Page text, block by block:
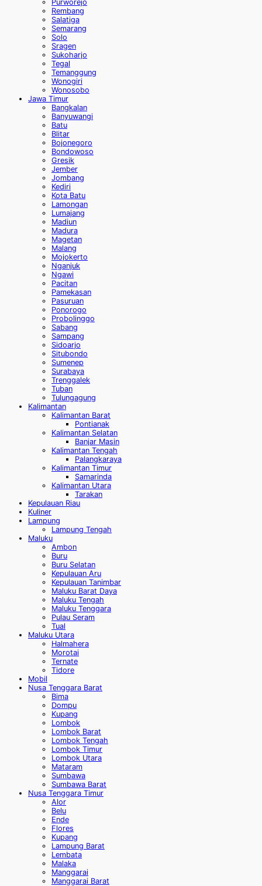
Purworejo
Rembang
Salatiga
Semarang
Solo
Sragen
Sukoharjo
Tegal
Temanggung
Wonogiri
Wonosobo
Jawa Timur
Bangkalan
Banyuwangi
Batu
Blitar
Bojonegoro
Bondowoso
Gresik
Jember
Jombang
Kediri
Kota Batu
Lamongan
Lumajang
Madiun
Madura
Magetan
Malang
Mojokerto
Nganjuk
Ngawi
Pacitan
Pamekasan
Pasuruan
Ponorogo
Probolinggo
Sabang
Sampang
Sidoarjo
Situbondo
Sumenep
Surabaya
Trenggalek
Tuban
Tulungagung
Kalimantan
Kalimantan Barat
Pontianak
Kalimantan Selatan
Banjar Masin
Kalimantan Tengah
Palangkaraya
Kalimantan Timur
Samarinda
Kalimantan Utara
Tarakan
Kepulauan Riau
Kuliner
Lampung
Lampung Tengah
Maluku
Ambon
Buru
Buru Selatan
Kepulauan Aru
Kepulauan Tanimbar
Maluku Barat Daya
Maluku Tengah
Maluku Tenggara
Pulau Seram
Tual
Maluku Utara
Halmahera
Morotai
Ternate
Tidore
Mobil
Nusa Tenggara Barat
Bima
Dompu
Kupang
Lombok
Lombok Barat
Lombok Tengah
Lombok Timur
Lombok Utara
Mataram
Sumbawa
Sumbawa Barat
Nusa Tenggara Timur
Alor
Belu
Ende
Flores
Kupang
Lampung Barat
Lembata
Malaka
Manggarai
Manggarai Barat